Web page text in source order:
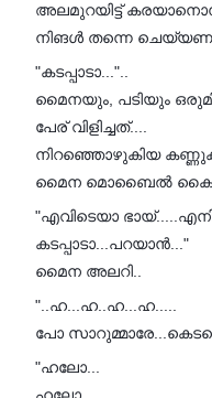
അലമുറയിട്ട്
നിങൾ തന്നെ
"കടപ്പാടാ..."..
മൈനയും, പടിയും
പേര് വിളിച്ചത്....
നിറഞ്ഞൊഴുകിയ
മൈന മൊബൈൽ
"എവിടെയാ
കടപ്പാടാ...പറയാൻ..."
മൈന അലറി..
"..ഹ...ഹ..ഹ...ഹ.....
പോ
"ഹലോ...